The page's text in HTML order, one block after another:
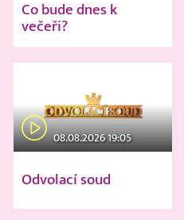
Co bude dnes k
večeři?
08.08.2026 19:05
Odvolací soud